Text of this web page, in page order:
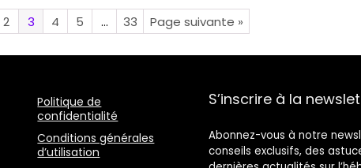
2 3 4 5 … 33 Page suivante »
Politique de
confidentialité
Conditions générales
d’utilisation
S’inscrire à la
Abonnez-vous à notre
conseils exclusifs, des